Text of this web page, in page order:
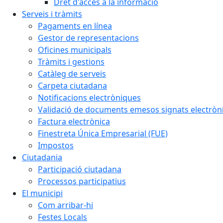
Serveis i tràmits
Pagaments en línea
Gestor de representacions
Oficines municipals
Tràmits i gestions
Catàleg de serveis
Carpeta ciutadana
Notificacions electròniques
Validació de documents emesos signats
Factura electrònica
Finestreta Única Empresarial (FUE)
Impostos
Ciutadania
Participació ciutadana
Processos participatius
El municipi
Com arribar-hi
Festes Locals